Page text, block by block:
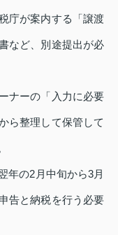
庁が案内する「譲渡
など、別途提出が必
ナーの「入力に必要
ら整理して保管して
年の2月中旬から3月
告と納税を行う必要